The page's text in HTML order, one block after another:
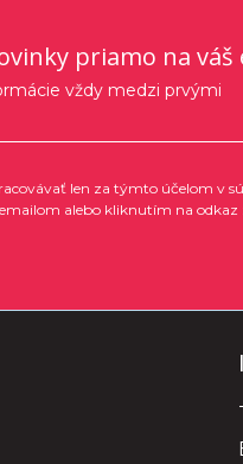
priamo na váš
vždy medzi prvými
len za týmto účelom v
alebo kliknutím na